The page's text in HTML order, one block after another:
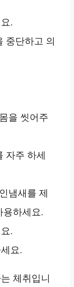
.
중단하고 의
을 씻어주
자주 하세
냄새를 제
용하세요.
.
요.
체취입니